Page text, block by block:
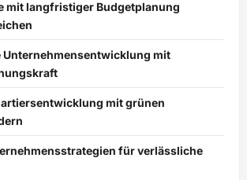
mit langfristiger Budgetplanung
mit
mit grünen
für verlässliche